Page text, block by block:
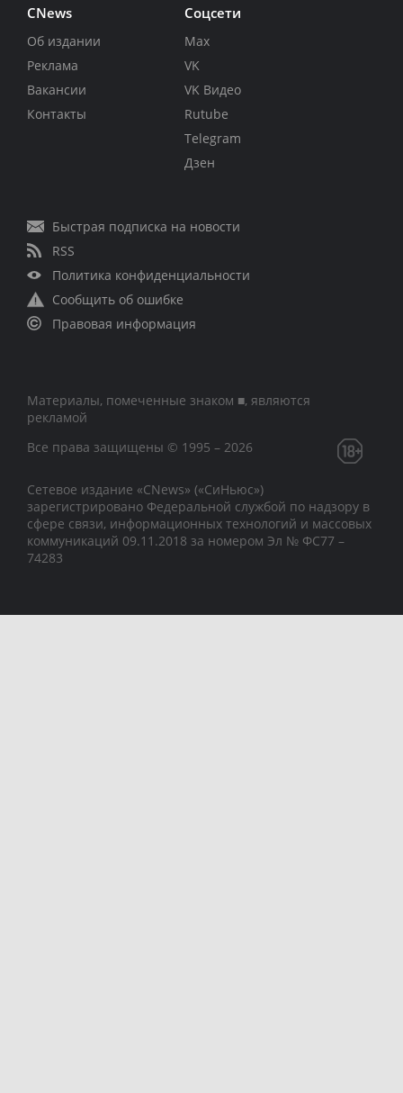
CNews
Об издании
Реклама
Вакансии
Контакты
Соцсети
Max
VK
VK Видео
Rutube
Telegram
Дзен
Быстрая подписка на новости
RSS
Политика конфиденциальности
Сообщить об ошибке
Правовая информация
Материалы, помеченные знаком ■, являются
рекламой
Все права защищены © 1995 – 2026
Сетевое издание «CNews» («СиНьюс»)
зарегистрировано Федеральной службой по надзору в
сфере связи, информационных технологий и массовых
коммуникаций 09.11.2018 за номером Эл № ФС77 –
74283